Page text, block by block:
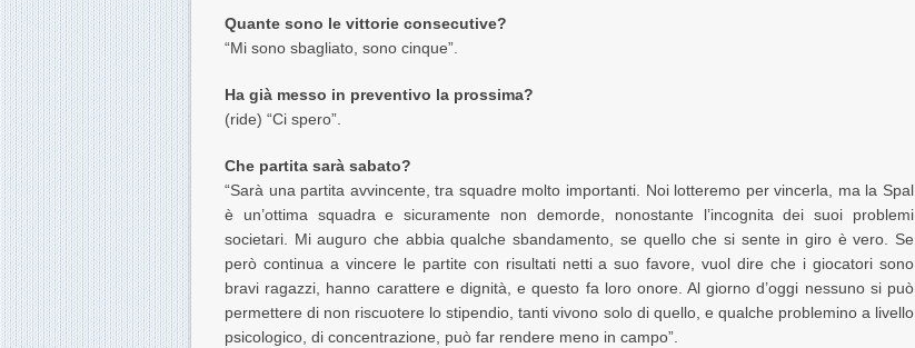
Quante sono le vittorie consecutive?
“Mi sono sbagliato, sono cinque”.
Ha già messo in preventivo la prossima?
(ride) “Ci spero”.
Che partita sarà sabato?
“Sarà una partita avvincente, tra squadre molto importanti. Noi lotteremo per vincerla, ma la Spal
è un’ottima squadra e sicuramente non demorde, nonostante l’incognita dei suoi problemi
societari. Mi auguro che abbia qualche sbandamento, se quello che si sente in giro è vero. Se
però continua a vincere le partite con risultati netti a suo favore, vuol dire che i giocatori sono
bravi ragazzi, hanno carattere e dignità, e questo fa loro onore. Al giorno d’oggi nessuno si può
permettere di non riscuotere lo stipendio, tanti vivono solo di quello, e qualche problemino a livello
psicologico, di concentrazione, può far rendere meno in campo”.